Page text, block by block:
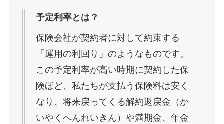
予定利率とは？
保険会社が契約者に対して約束する
「運用の利回り」のようなものです。
この予定利率が高い時期に契約した保
険ほど、私たちが支払う保険料は安く
なり、将来戻ってくる解約返戻金（か
いやくへんれいきん）や満期金、年金